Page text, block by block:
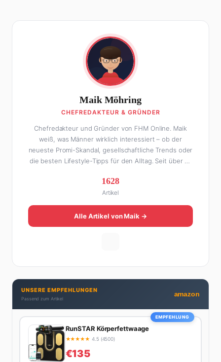
Maik Möhring
CHEFREDAKTEUR & GRÜNDER
Chefredakteur und Gründer von FHM Online. Maik
weiß, was Männer wirklich interessiert – ob der
neueste Promi-Skandal, gesellschaftliche Trends oder
die besten Lifestyle-Tipps für den Alltag. Seit über 10
Online zu einer der führenden Männer-Lifestyle-
Plattformen im deutschsprachigen Raum aufgebaut.
Sein Weg dahin war alles andere als geradlinig: Die
eine Hälfte seines Lebens stand er in der
Gastronomie – mit allem, was dazugehört. Die andere
dran. Wenn Maik nicht gerade den heißesten Tratsch
aus der Promi-Welt aufspürt oder die besten
Lifestyle-Empfehlungen zusammenstellt, findet man
ihn beim Wandern in den Schweizer Alpen, am Grill
mit Freunden oder auf der Suche nach dem
perfekten Espresso. Sein Motto: Lieber einmal richtig
1628
Artikel
Alle Artikel von Maik →
UNSERE EMPFEHLUNGEN
Passend zum Artikel
amazon
EMPFEHLUNG
RunSTAR Körperfettwaage
★★★★★ 4.5 (4500)
€135